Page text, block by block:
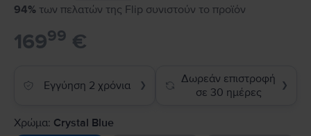
94% των πελατών της Flip συνιστούν το προϊόν
16999 €
Εγγύηση 2 χρόνια ❯
Δωρεάν επιστροφή
σε 30 ημέρες
❯
Χρώμα: Crystal Blue